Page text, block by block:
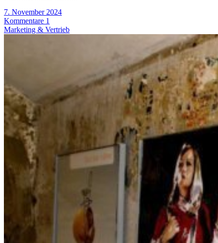
7. November 2024
Kommentare 1
Marketing & Vertrieb